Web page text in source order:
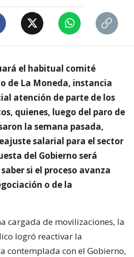
el habitual comité
de La Moneda, instancia
atención de parte de los
quienes, luego del paro de
la semana pasada,
salarial para el sector
del Gobierno será
si el proceso avanza
o de la
cargada de movilizaciones, la
logró reactivar la
contemplada con el Gobierno,